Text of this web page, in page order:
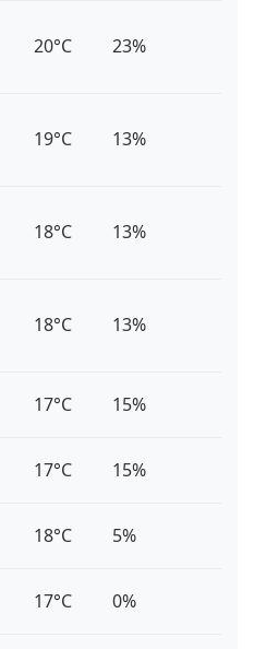
20°C 23%
19°C 13%
18°C 13%
18°C 13%
17°C 15%
17°C 15%
18°C 5%
17°C 0%